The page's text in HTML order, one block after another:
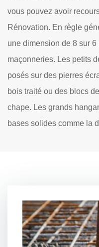
vous pouvez avoir
Rénovation. En règle
une dimension de 8 sur
maçonneries. Les petits
posés sur des pierres
bois traité ou des blocs
chape. Les grands
bases solides comme la